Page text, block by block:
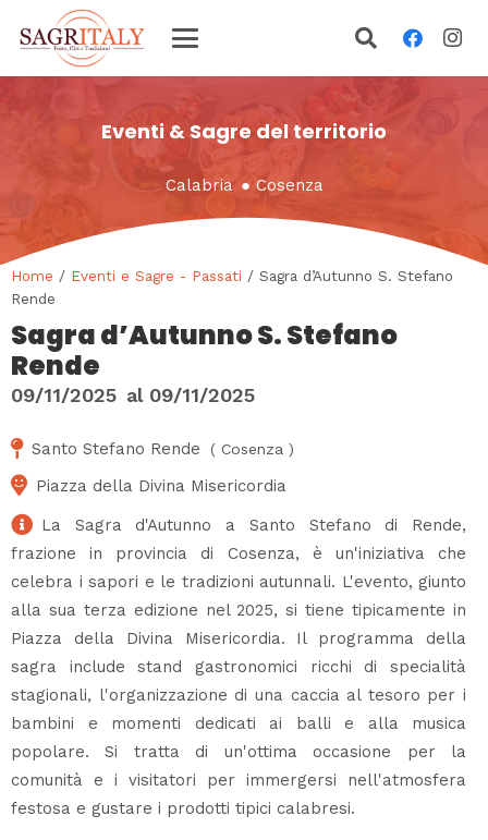
Eventi & Sagre del territorio
Calabria ● Cosenza
Home / Eventi e Sagre - Passati / Sagra d’Autunno S. Stefano
Rende
Sagra d’Autunno S. Stefano
Rende
09/11/2025 al 09/11/2025
Santo Stefano Rende ( Cosenza )
Piazza della Divina Misericordia
La Sagra d'Autunno a Santo Stefano di Rende,
frazione in provincia di Cosenza, è un'iniziativa che
celebra i sapori e le tradizioni autunnali. L'evento, giunto
alla sua terza edizione nel 2025, si tiene tipicamente in
Piazza della Divina Misericordia. Il programma della
sagra include stand gastronomici ricchi di specialità
stagionali, l'organizzazione di una caccia al tesoro per i
bambini e momenti dedicati ai balli e alla musica
popolare. Si tratta di un'ottima occasione per la
comunità e i visitatori per immergersi nell'atmosfera
festosa e gustare i prodotti tipici calabresi.